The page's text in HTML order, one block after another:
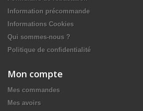
Information précommande
Informations Cookies
Qui sommes-nous ?
Politique de confidentialité
Mon compte
Mes commandes
Mes avoirs